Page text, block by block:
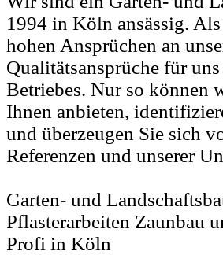
1994 in Köln ansässig.
hohen Ansprüchen an
Qualitätsansprüche für
Betriebes. Nur so können
Ihnen anbieten,
und überzeugen Sie sich
Referenzen und unserer
Garten- und
Pflasterarbeiten Zaunbau
Profi in Köln